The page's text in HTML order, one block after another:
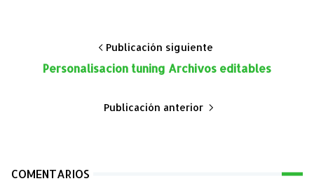
Publicación siguiente
Personalisacion tuning Archivos editables
Publicación anterior
COMENTARIOS